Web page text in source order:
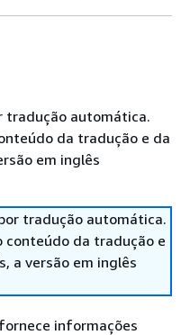
tradução automática.
da tradução e da
em inglês
tradução automática.
conteúdo da tradução e
a versão em inglês
informações